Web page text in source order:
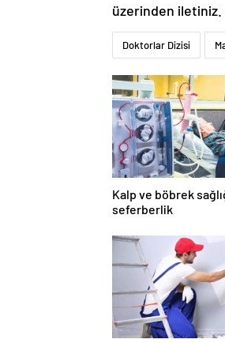
üzerinden iletiniz.
Doktorlar Dizisi
Kalp ve böbrek
seferberlik